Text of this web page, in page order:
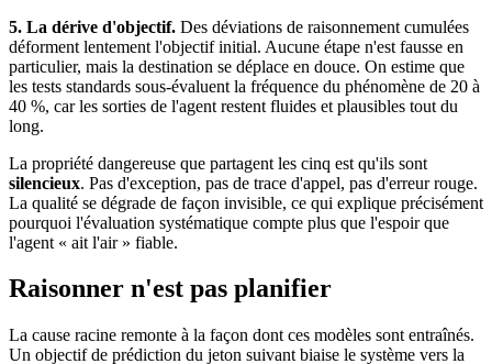
5. La dérive d'objectif. Des déviations de raisonnement cumulées
déforment lentement l'objectif initial. Aucune étape n'est fausse en
particulier, mais la destination se déplace en douce. On estime que
les tests standards sous-évaluent la fréquence du phénomène de 20 à
40 %, car les sorties de l'agent restent fluides et plausibles tout du
long.
La propriété dangereuse que partagent les cinq est qu'ils sont
silencieux. Pas d'exception, pas de trace d'appel, pas d'erreur rouge.
La qualité se dégrade de façon invisible, ce qui explique précisément
pourquoi l'évaluation systématique compte plus que l'espoir que
l'agent « ait l'air » fiable.
Raisonner n'est pas planifier
La cause racine remonte à la façon dont ces modèles sont entraînés.
Un objectif de prédiction du jeton suivant biaise le système vers la